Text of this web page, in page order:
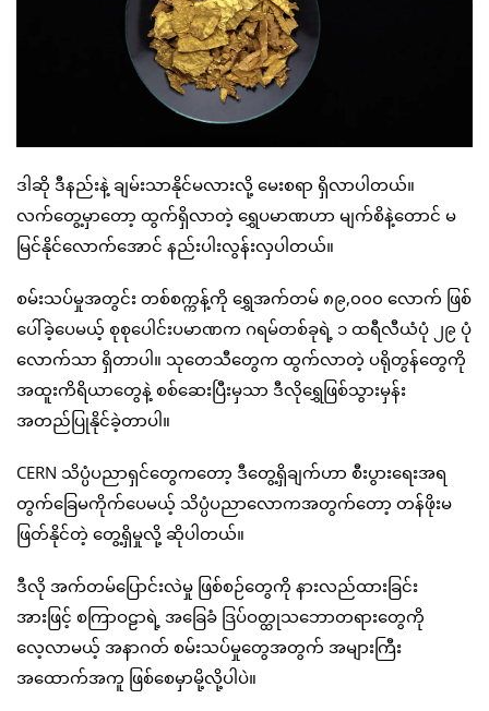
ဒါဆို ဒီနည်းနဲ့ ချမ်းသာနိုင်မလားလို့ မေးစရာ ရှိလာပါတယ်။
လက်တွေ့မှာတော့ ထွက်ရှိလာတဲ့ ရွှေပမာဏဟာ မျက်စိနဲ့တောင် မ
မြင်နိုင်လောက်အောင် နည်းပါးလွန်းလှပါတယ်။
စမ်းသပ်မှုအတွင်း တစ်စက္ကန့်ကို ရွှေအက်တမ် ၈၉,၀၀၀ လောက် ဖြစ်
ပေါ်ခဲ့ပေမယ့် စုစုပေါင်းပမာဏက ဂရမ်တစ်ခုရဲ့ ၁ ထရီလီယံပုံ ၂၉ ပုံ
လောက်သာ ရှိတာပါ။ သုတေသီတွေက ထွက်လာတဲ့ ပရိုတွန်တွေကို
အထူးကိရိယာတွေနဲ့ စစ်ဆေးပြီးမှသာ ဒီလိုရွှေဖြစ်သွားမှန်း
အတည်ပြုနိုင်ခဲ့တာပါ။
CERN သိပ္ပံပညာရှင်တွေကတော့ ဒီတွေ့ရှိချက်ဟာ စီးပွားရေးအရ
တွက်ခြေမကိုက်ပေမယ့် သိပ္ပံပညာလောကအတွက်တော့ တန်ဖိုးမ
ဖြတ်နိုင်တဲ့ တွေ့ရှိမှုလို့ ဆိုပါတယ်။
ဒီလို အက်တမ်ပြောင်းလဲမှု ဖြစ်စဉ်တွေကို နားလည်ထားခြင်း
အားဖြင့် စကြာဝဠာရဲ့ အခြေခံ ဒြပ်ဝတ္ထုသဘောတရားတွေကို
လေ့လာမယ့် အနာဂတ် စမ်းသပ်မှုတွေအတွက် အများကြီး
အထောက်အကူ ဖြစ်စေမှာမို့လို့ပါပဲ။